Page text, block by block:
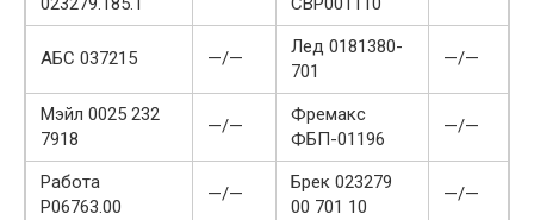
АБС 037215 —/—
Лед 0181380-
701
—/—
Мэйл 0025 232
7918
—/—
Фремакс
ФБП-01196
—/—
Работа
P06763.00
—/—
Брек 023279
00 701 10
—/—